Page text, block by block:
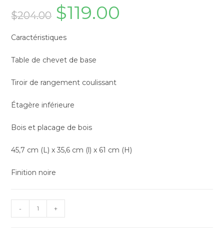
$204.00 $119.00
Caractéristiques
​​​​​​Table de chevet de base
Tiroir de rangement coulissant
Étagère inférieure
Bois et placage de bois
45,7 cm (L) x 35,6 cm (l) x 61 cm (H)
Finition noire
- +